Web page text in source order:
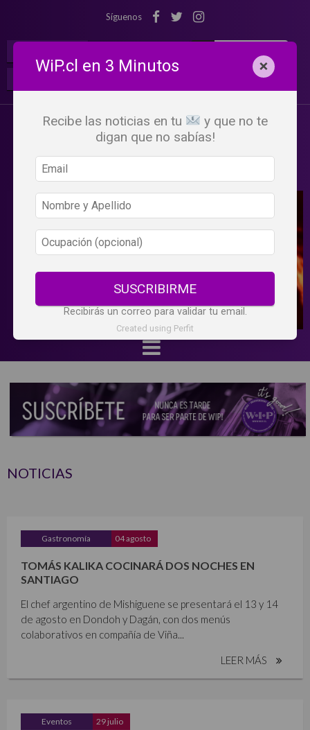
Síguenos
NOTICIAS
Gastronomía 04 agosto
TOMÁS KALIKA COCINARÁ DOS NOCHES EN
SANTIAGO
El chef argentino de Mishiguene se presentará el 13 y 14
de agosto en Dondoh y Dagán, con dos menús
colaborativos en compañía de Viña...
LEER MÁS
Eventos 29 julio
WiP.cl en 3 Minutos ×
Recibe las noticias en tu
y que no te
digan que no sabías!
SUSCRIBIRME
Recibirás un correo para validar tu email.
Created using Perfit